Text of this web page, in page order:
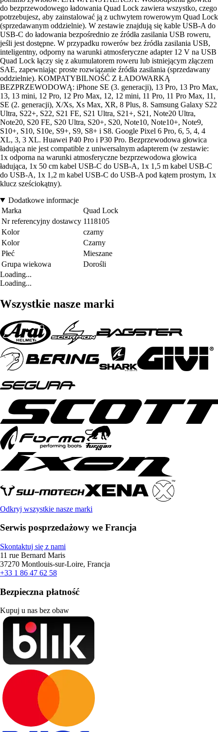
do bezprzewodowego ładowania Quad Lock zawiera wszystko, czego
potrzebujesz, aby zainstalować ją z uchwytem rowerowym Quad Lock
(sprzedawanym oddzielnie). W zestawie znajdują się kable USB-A do
USB-C do ładowania bezpośrednio ze źródła zasilania USB roweru,
jeśli jest dostępne. W przypadku rowerów bez źródła zasilania USB,
inteligentny, odporny na warunki atmosferyczne adapter 12 V na USB
Quad Lock łączy się z akumulatorem roweru lub istniejącym złączem
SAE, zapewniając proste rozwiązanie źródła zasilania (sprzedawany
oddzielnie). KOMPATYBILNOŚĆ Z ŁADOWARKĄ
BEZPRZEWODOWĄ: iPhone SE (3. generacji), 13 Pro, 13 Pro Max,
13, 13 mini, 12 Pro, 12 Pro Max, 12, 12 mini, 11 Pro, 11 Pro Max, 11,
SE (2. generacji), X/Xs, Xs Max, XR, 8 Plus, 8. Samsung Galaxy S22
Ultra, S22+, S22, S21 FE, S21 Ultra, S21+, S21, Note20 Ultra,
Note20, S20 FE, S20 Ultra, S20+, S20, Note10, Note10+, Note9,
S10+, S10, S10e, S9+, S9, S8+ i S8. Google Pixel 6 Pro, 6, 5, 4, 4
XL, 3, 3 XL. Huawei P40 Pro i P30 Pro. Bezprzewodowa głowica
ładująca nie jest compatible z uniwersalnym adapterem (w zestawie:
1x odporna na warunki atmosferyczne bezprzewodowa głowica
ładująca, 1x 50 cm kabel USB-C do USB-A, 1x 1,5 m kabel USB-C
do USB-A, 1x 1,2 m kabel USB-C do USB-A pod kątem prostym, 1x
klucz sześciokątny).
Dodatkowe informacje
Marka
Quad Lock
Nr referencyjny dostawcy 1118105
Kolor
czarny
Kolor
Czarny
Płeć
Mieszane
Grupa wiekowa
Dorośli
Loading...
Loading...
Wszystkie nasze marki
Odkryj wszystkie nasze marki
Serwis posprzedażowy we Francja
Skontaktuj się z nami
11 rue Bernard Maris
37270 Montlouis-sur-Loire, Francja
+33 1 86 47 62 58
Bezpieczna płatność
Kupuj u nas bez obaw